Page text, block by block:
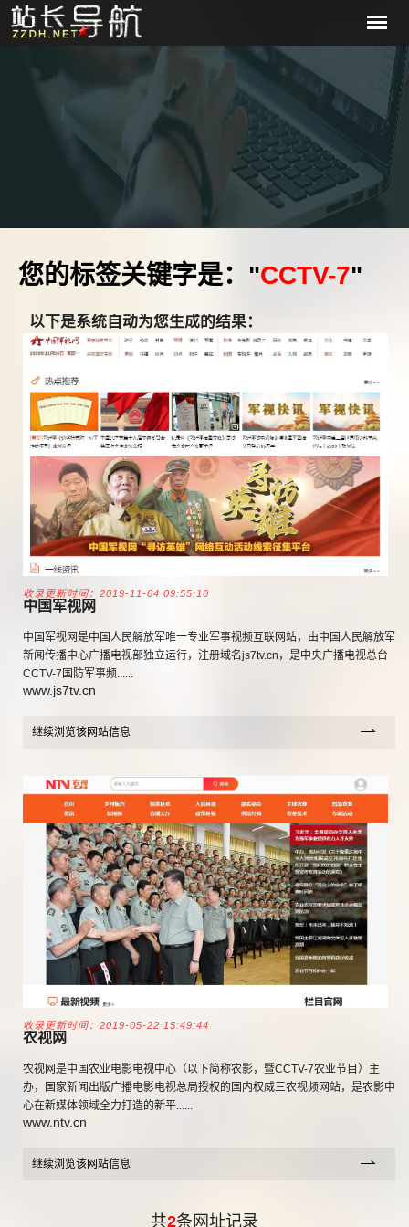
您的标签关键字是："CCTV-7"
以下是系统自动为您生成的结果：
收录更新时间：2019-11-04 09:55:10
中国军视网
中国军视网是中国人民解放军唯一专业军事视频互联网站，由中国人民解放军
新闻传播中心广播电视部独立运行，注册域名js7tv.cn，是中央广播电视总台
CCTV-7国防军事频......
www.js7tv.cn
继续浏览该网站信息
收录更新时间：2019-05-22 15:49:44
农视网
农视网是中国农业电影电视中心（以下简称农影，暨CCTV-7农业节目）主
办，国家新闻出版广播电影电视总局授权的国内权威三农视频网站，是农影中
心在新媒体领域全力打造的新平......
www.ntv.cn
继续浏览该网站信息
共2条网址记录